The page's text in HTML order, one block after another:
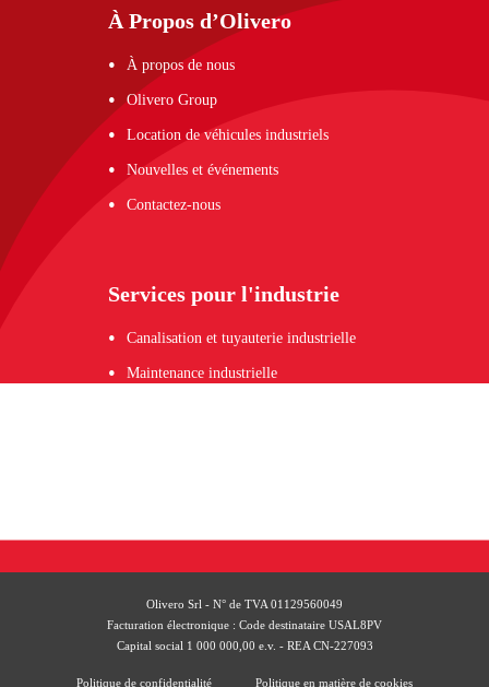
À Propos d’Olivero
À propos de nous
Olivero Group
Location de véhicules industriels
Nouvelles et événements
Contactez-nous
Services pour l'industrie
Canalisation et tuyauterie industrielle
Maintenance industrielle
Olivero Srl - N° de TVA 01129560049
Facturation électronique : Code destinataire USAL8PV
Capital social 1 000 000,00 e.v. - REA CN-227093
Politique de confidentialité Politique en matière de cookies